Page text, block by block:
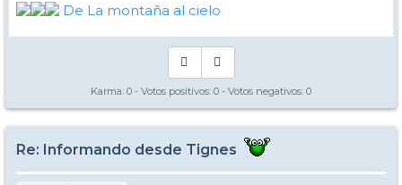
De La montaña al cielo
Karma: 0 - Votos positivos: 0 - Votos negativos: 0
Re: Informando desde Tignes